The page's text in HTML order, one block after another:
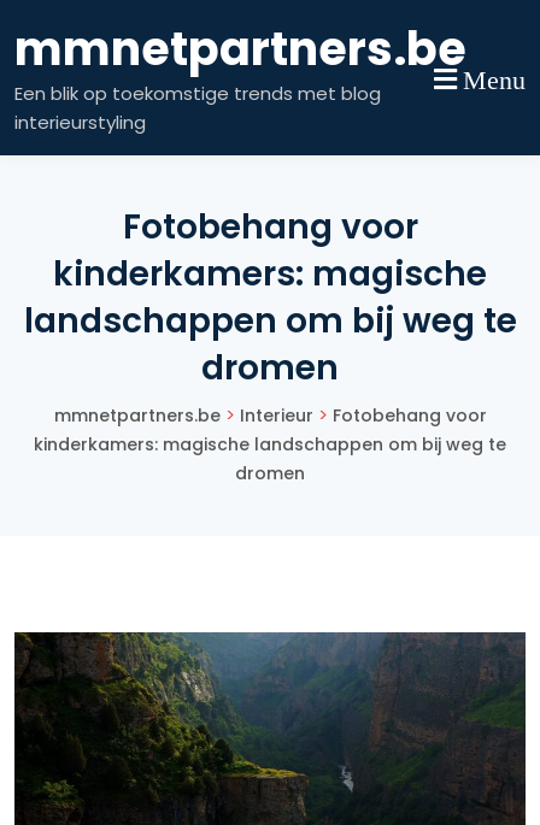
to
content
mmnetpartners.be
Een blik op toekomstige trends met blog
interieurstyling
Menu
Fotobehang voor
kinderkamers: magische
landschappen om bij weg te
dromen
mmnetpartners.be> Interieur > Fotobehang voor
kinderkamers: magische landschappen om bij weg te
dromen